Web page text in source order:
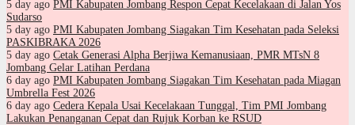
5 day ago PMI Kabupaten Jombang Respon Cepat Kecelakaan di Jalan Yos
Sudarso
5 day ago PMI Kabupaten Jombang Siagakan Tim Kesehatan pada Seleksi
PASKIBRAKA 2026
5 day ago Cetak Generasi Alpha Berjiwa Kemanusiaan, PMR MTsN 8
Jombang Gelar Latihan Perdana
6 day ago PMI Kabupaten Jombang Siagakan Tim Kesehatan pada Miagan
Umbrella Fest 2026
6 day ago Cedera Kepala Usai Kecelakaan Tunggal, Tim PMI Jombang
Lakukan Penanganan Cepat dan Rujuk Korban ke RSUD